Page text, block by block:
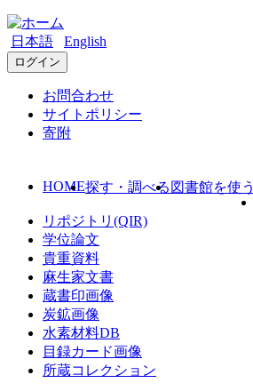
日本語 English
ログイン
お問合わせ
サイトポリシー
寄附
HOME探す・調べる 図書館を使う
リポジトリ(QIR)
学位論文
貴重資料
麻生家文書
蔵書印画像
炭鉱画像
水素材料DB
目録カード画像
所蔵コレクション